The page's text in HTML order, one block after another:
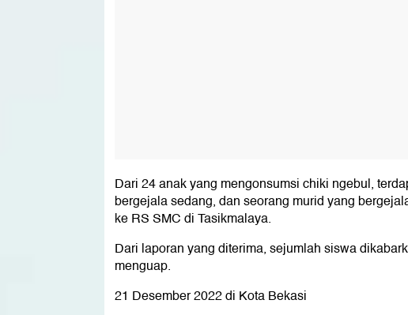
Dari 24 anak yang mengonsumsi chiki ngebul,
bergejala sedang, dan seorang murid yang
ke RS SMC di Tasikmalaya.
Dari laporan yang diterima, sejumlah siswa
menguap.
21 Desember 2022 di Kota Bekasi